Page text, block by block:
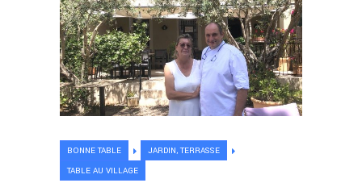
BONNE TABLE
JARDIN, TERRASSE
TABLE AU VILLAGE